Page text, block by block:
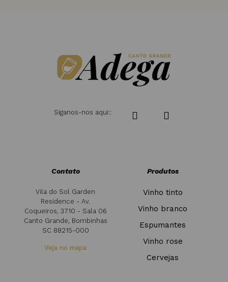
Siganos-nos aqui::
Contato
Vila do Sol Garden
Residence - Av.
Coqueiros, 3710 - Sala 06
Canto Grande, Bombinhas
SC 88215-000
Veja no mapa
Produtos
Vinho tinto
Vinho branco
Espumantes
Vinho rose
Cervejas